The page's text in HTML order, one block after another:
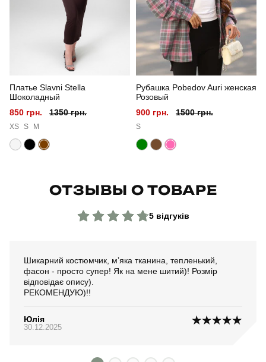
Країна - виробник україна
Платье Slavni Stella
Шоколадный
850 грн.
1350 грн.
XS S M
Рубашка Pobedov Auri женская
Розовый
900 грн.
1500 грн.
S
ОТЗЫВЫ О ТОВАРЕ
5 відгуків
Шикарний костюмчик, мʼяка тканина, тепленький,
фасон - просто супер! Як на мене шитий)! Розмір
відповідає опису).
РЕКОМЕНДУЮ)!!
Юлія
30.12.2025